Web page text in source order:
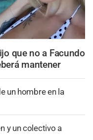
que no a Facundo
mantener
un hombre en la
y un colectivo a